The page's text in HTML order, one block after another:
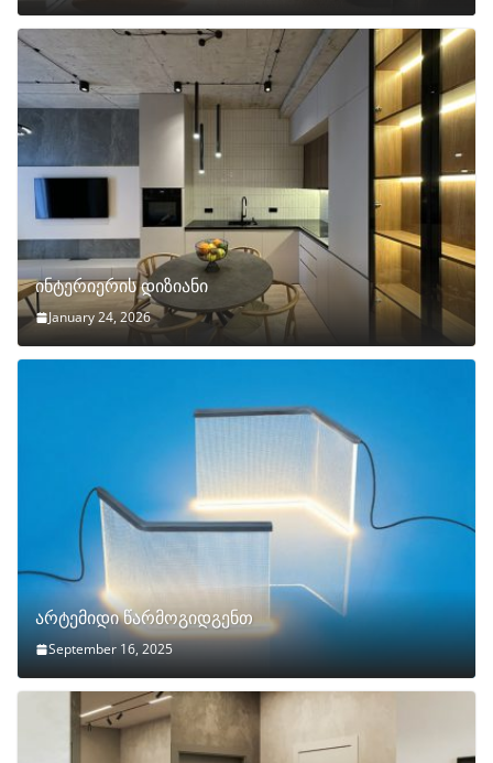
ინტერიერის დიზიანი
January 24, 2026
არტემიდი წარმოგიდგენთ
September 16, 2025